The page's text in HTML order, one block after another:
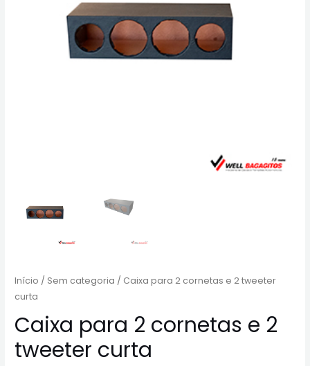
Início / Sem categoria / Caixa para 2 cornetas e 2 tweeter
curta
Caixa para 2 cornetas e 2
tweeter curta